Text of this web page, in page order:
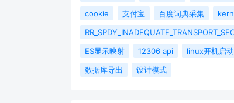
cookie
支付宝 百度词典采集
ES显示映射
12306 api
linux开机启动
数据库导出
设计模式